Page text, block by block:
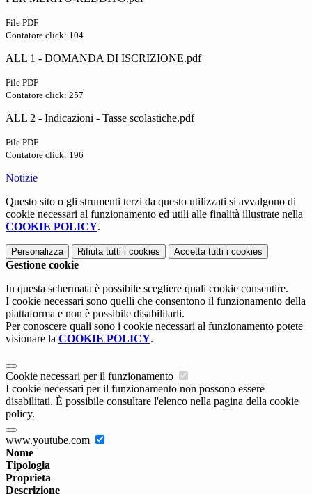
File PDF
Contatore click: 104
ALL 1 - DOMANDA DI ISCRIZIONE.pdf
File PDF
Contatore click: 257
ALL 2 - Indicazioni - Tasse scolastiche.pdf
File PDF
Contatore click: 196
Notizie
Questo sito o gli strumenti terzi da questo utilizzati si avvalgono di
cookie necessari al funzionamento ed utili alle finalità illustrate nella
COOKIE POLICY.
Personalizza Rifiuta tutti i cookies Accetta tutti i cookies
Gestione cookie
In questa schermata è possibile scegliere quali cookie consentire.
I cookie necessari sono quelli che consentono il funzionamento della
piattaforma e non è possibile disabilitarli.
Per conoscere quali sono i cookie necessari al funzionamento potete
visionare la COOKIE POLICY.
Cookie necessari per il funzionamento
I cookie necessari per il funzionamento non possono essere
disabilitati. È possibile consultare l'elenco nella pagina della cookie
policy.
www.youtube.com
Nome
Tipologia
Proprieta
Descrizione